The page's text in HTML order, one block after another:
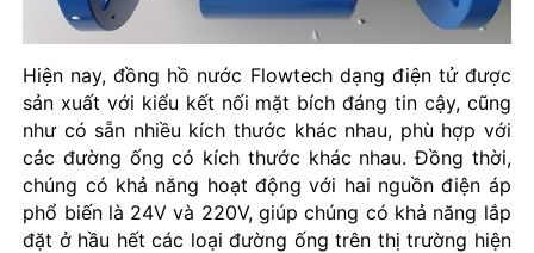
Hiện nay, đồng hồ nước Flowtech dạng điện tử được
sản xuất với kiểu kết nối mặt bích đáng tin cậy, cũng
như có sẵn nhiều kích thước khác nhau, phù hợp với
các đường ống có kích thước khác nhau. Đồng thời,
chúng có khả năng hoạt động với hai nguồn điện áp
phổ biến là 24V và 220V, giúp chúng có khả năng lắp
đặt ở hầu hết các loại đường ống trên thị trường hiện